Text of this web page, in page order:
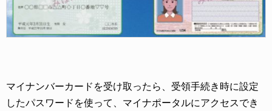
マイナンバーカードを受け取ったら、受領手続き時に設定
したパスワードを使って、マイナポータルにアクセスでき